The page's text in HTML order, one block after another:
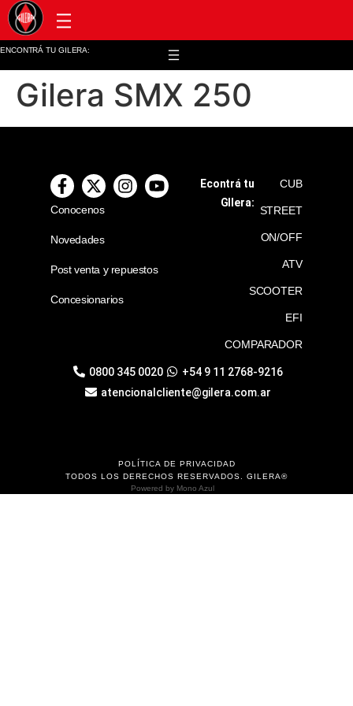
ENCONTRÁ TU GILERA:
Gilera SMX 250
Conocenos
Novedades
Post venta y repuestos
Concesionarios
Econtrá tu
GIlera:
CUB
STREET
ON/OFF
ATV
SCOOTER
EFI
COMPARADOR
0800 345 0020
+54 9 11 2768-9216
atencionalcliente@gilera.com.ar
POLÍTICA DE PRIVACIDAD
TODOS LOS DERECHOS RESERVADOS. GILERA®
Powered by Mono Azul